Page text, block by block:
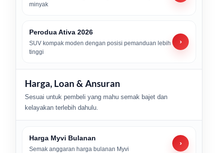
minyak
Perodua Ativa 2026
SUV kompak moden dengan posisi pemanduan lebih
tinggi
›
Harga, Loan & Ansuran
Sesuai untuk pembeli yang mahu semak bajet dan
kelayakan terlebih dahulu.
Harga Myvi Bulanan
Semak anggaran harga bulanan Myvi
›